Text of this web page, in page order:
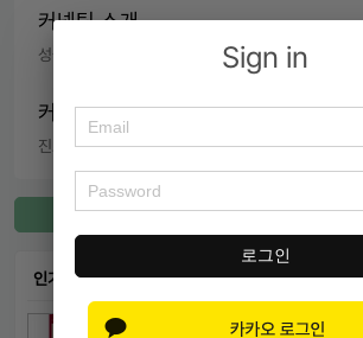
Sign in
로그인
커넥팅 소개
성균관대 반도체시스템공학과 졸업 후 미국 MBA
커넥팅 내용
진로 조언,  학교 소개,  학습 방법 조언
커넥팅 등록
인기 커넥팅
고려대국어국문